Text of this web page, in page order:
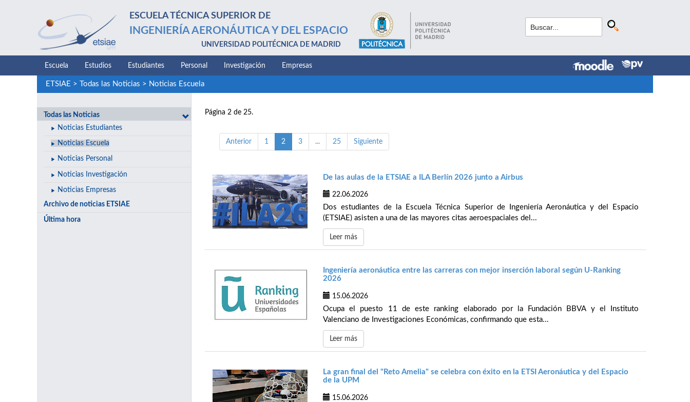
ESCUELA TÉCNICA SUPERIOR DE
INGENIERÍA AERONÁUTICA Y DEL ESPACIO
UNIVERSIDAD POLITÉCNICA DE MADRID
Escuela Estudios Estudiantes Personal Investigación Empresas
ETSIAE > Todas las Noticias > Noticias Escuela
Todas las Noticias
Noticias Estudiantes
Noticias Escuela
Noticias Personal
Noticias Investigación
Noticias Empresas
Archivo de noticias ETSIAE
Última hora
Página 2 de 25.
Anterior 1 2 3 ... 25 Siguiente
De las aulas de la ETSIAE a ILA Berlín 2026 junto a Airbus
22.06.2026
Dos estudiantes de la Escuela Técnica Superior de Ingeniería Aeronáutica y del Espacio
(ETSIAE) asisten a una de las mayores citas aeroespaciales del...
Leer más
Ingeniería aeronáutica entre las carreras con mejor inserción laboral según U-Ranking
2026
15.06.2026
Ocupa el puesto 11 de este ranking elaborado por la Fundación BBVA y el Instituto
Valenciano de Investigaciones Económicas, confirmando que esta...
Leer más
La gran final del "Reto Amelia" se celebra con éxito en la ETSI Aeronáutica y del Espacio
de la UPM
15.06.2026